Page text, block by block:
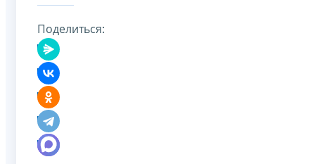
Поделиться: